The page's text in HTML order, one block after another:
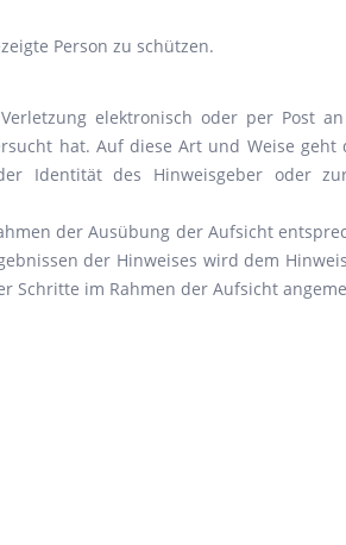
Person zu schützen.
elektronisch oder per Post
hat. Auf diese Art und Weise geht
Identität des Hinweisgeber oder
der Ausübung der Aufsicht
der Hinweises wird dem
im Rahmen der Aufsicht